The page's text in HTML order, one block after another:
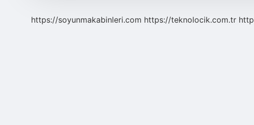
https://soyunmakabinleri.com https://teknolocik.com.tr